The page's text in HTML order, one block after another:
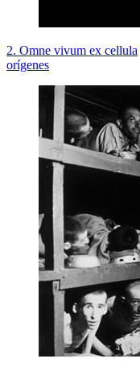
2. Omne vivum ex cellula
orígenes